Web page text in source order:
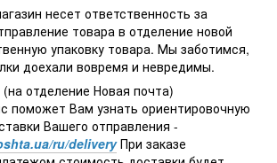
несет ответственность за
товара в отделение новой
упаковку товара. Мы заботимся,
доехали вовремя и невредимы.
отделение Новая почта)
поможет Вам узнать ориентировочную
Вашего отправления -
ru/deliveryПри заказе